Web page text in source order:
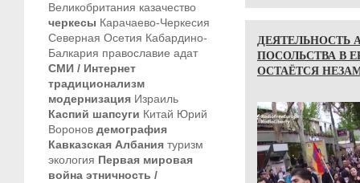
Великобритания казачество
черкесы Карачаево-Черкесия
Северная Осетия Кабардино-
Балкария православие адат
СМИ / Интернет
традиционализм
модернизация Израиль
Каспий шапсуги Китай Юрий
Воронов демография
Кавказская Албания туризм
экология Первая мировая
война этничность /
ДЕЯТЕЛЬНОСТЬ
ПОСОЛЬСТВА В
ОСТАЁТСЯ